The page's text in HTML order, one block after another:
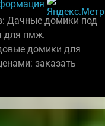
Дачные домики под
для пмж.
домики для
заказать